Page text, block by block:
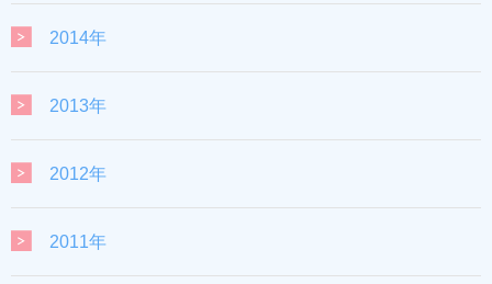
2014年
2013年
2012年
2011年